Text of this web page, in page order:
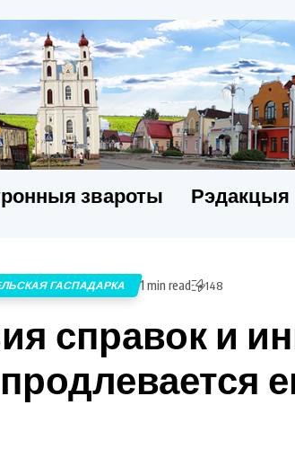
звароты Рэдакцыя
ГАСПАДАРКА 1 min read 148
справок и